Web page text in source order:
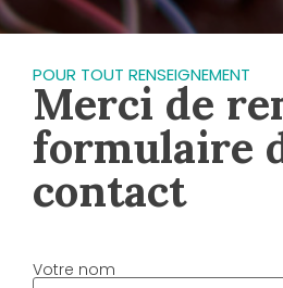
POUR TOUT RENSEIGNEMENT
Merci de
formulaire
contact
Votre nom